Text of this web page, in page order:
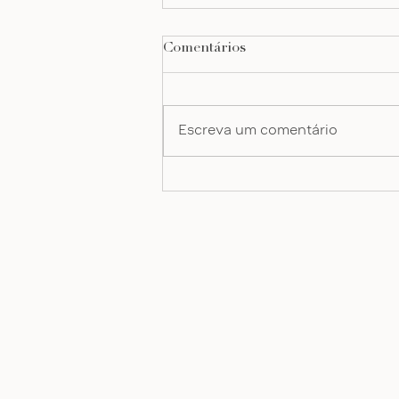
organização emocional
Comentários
Escreva um comentário